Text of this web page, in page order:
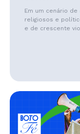
Em um cenário
religiosos e
e de crescente